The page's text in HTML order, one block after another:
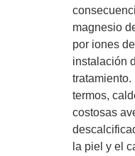
magnesio
por iones
instalación
termos,
costosas
la piel y el